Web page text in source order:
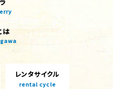
は
レンタサイクル
rental cycle